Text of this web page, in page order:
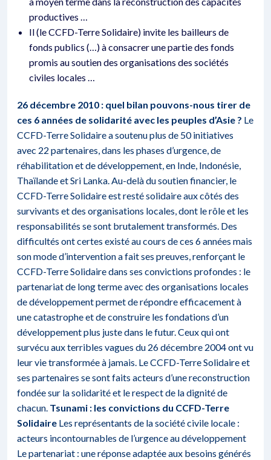
productives …
Il (le CCFD-Terre Solidaire) invite les bailleurs de
fonds publics (…) à consacrer une partie des fonds
promis au soutien des organisations des sociétés
civiles locales …
26 décembre 2010 : quel bilan pouvons-nous tirer de
ces 6 années de solidarité avec les peuples d’Asie ? Le
CCFD-Terre Solidaire a soutenu plus de 50 initiatives
avec 22 partenaires, dans les phases d’urgence, de
réhabilitation et de développement, en Inde, Indonésie,
Thaïlande et Sri Lanka. Au-delà du soutien financier, le
CCFD-Terre Solidaire est resté solidaire aux côtés des
survivants et des organisations locales, dont le rôle et les
responsabilités se sont brutalement transformés. Des
difficultés ont certes existé au cours de ces 6 années mais
son mode d’intervention a fait ses preuves, renforçant le
CCFD-Terre Solidaire dans ses convictions profondes : le
partenariat de long terme avec des organisations locales
de développement permet de répondre efficacement à
une catastrophe et de construire les fondations d’un
développement plus juste dans le futur. Ceux qui ont
survécu aux terribles vagues du 26 décembre 2004 ont vu
leur vie transformée à jamais. Le CCFD-Terre Solidaire et
ses partenaires se sont faits acteurs d’une reconstruction
fondée sur la solidarité et le respect de la dignité de
chacun. Tsunami : les convictions du CCFD-Terre
Solidaire Les représentants de la société civile locale :
acteurs incontournables de l’urgence au développement
Le partenariat : une réponse adaptée aux besoins générés